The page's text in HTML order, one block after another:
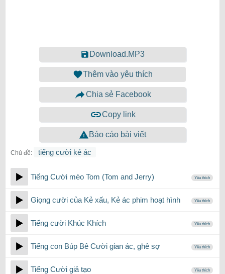
Download.MP3
Thêm vào yêu thích
Chia sẻ Facebook
Copy link
Báo cáo bài viết
Chủ đề: tiếng cười kẻ ác
Tiếng Cười mèo Tom (Tom and Jerry) Yêu thích
Giọng cười của Kẻ xấu, Kẻ ác phim hoạt hình Yêu thích
Tiếng cười Khúc Khích Yêu thích
Tiếng con Búp Bê Cười gian ác, ghê sợ Yêu thích
Tiếng Cười giả tạo Yêu thích